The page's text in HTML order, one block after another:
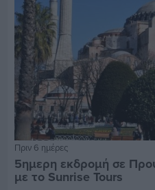
Πριν 6 ημέρες
5ημερη εκδρομή σε
με το Sunrise Tours